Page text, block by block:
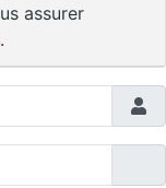
assurer
.